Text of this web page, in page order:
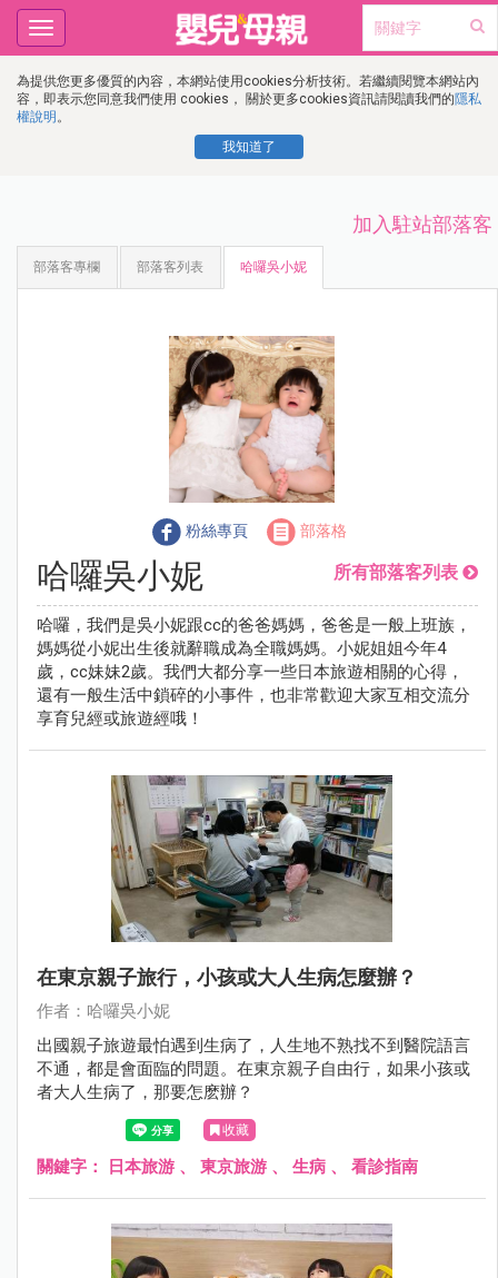
為提供您更多優質的內容，本網站使用cookies分析技術。若繼續閱覽本網站內
容，即表示您同意我們使用 cookies， 關於更多cookies資訊請閱讀我們的隱私
權說明 。
我知道了
Toggle
navigation
加入駐站部落客
部落客專欄 部落客列表 哈囉吳小妮
粉絲專頁 部落格
哈囉吳小妮 所有部落客列表
哈囉，我們是吳小妮跟cc的爸爸媽媽，爸爸是一般上班族，
媽媽從小妮出生後就辭職成為全職媽媽。小妮姐姐今年4
歲，cc妹妹2歲。我們大都分享一些日本旅遊相關的心得，
還有一般生活中鎖碎的小事件，也非常歡迎大家互相交流分
享育兒經或旅遊經哦！
在東京親子旅行，小孩或大人生病怎麼辦？
作者：哈囉吳小妮
出國親子旅遊最怕遇到生病了，人生地不熟找不到醫院語言
不通，都是會面臨的問題。在東京親子自由行，如果小孩或
者大人生病了，那要怎麽辦？
收藏
關鍵字： 日本旅游 、 東京旅游 、 生病 、 看診指南